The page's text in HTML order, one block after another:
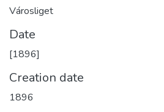
Városliget
Date
[1896]
Creation date
1896